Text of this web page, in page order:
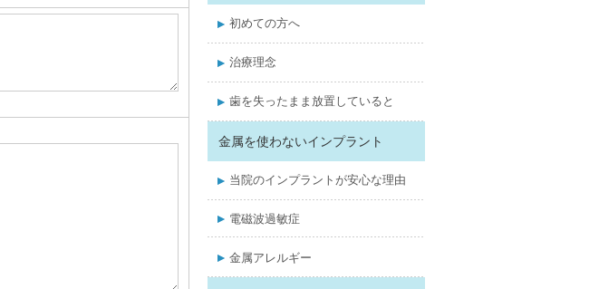
初めての方へ
治療理念
歯を失ったまま放置していると
金属を使わないインプラント
当院のインプラントが安心な理由
電磁波過敏症
金属アレルギー